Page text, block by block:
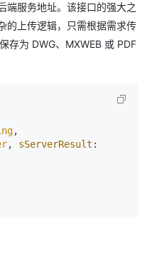
端服务地址。该接口的强大之
的上传逻辑，只需根据需求传
存为 DWG、MXWEB 或 PDF
,
, sServerResult